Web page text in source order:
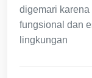
digemari
fungsional dan
lingkungan